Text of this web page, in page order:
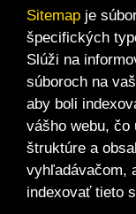
Sitemap je
špecifických
Slúži na
súboroch na
aby boli
vášho webu, čo
štruktúre a
vyhľadávačom,
indexovať tieto